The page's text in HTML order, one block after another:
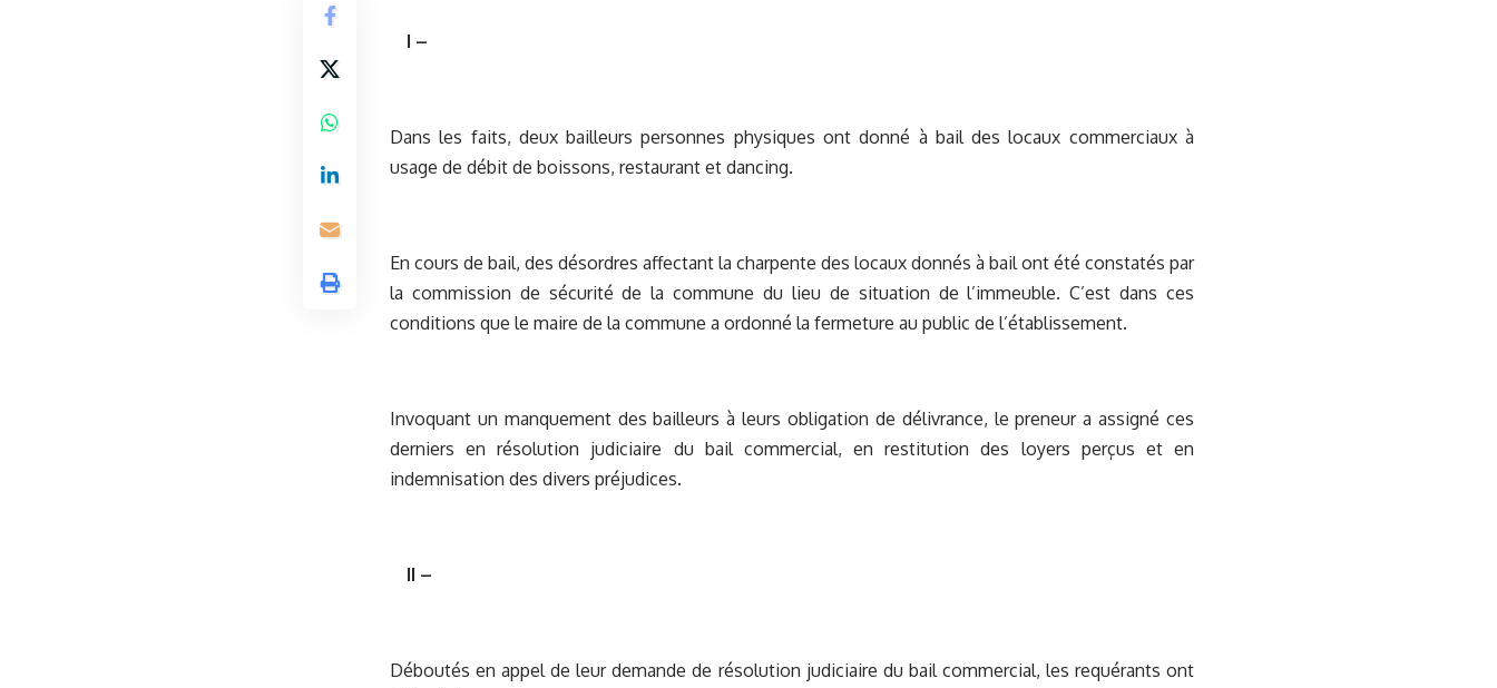
I –
Dans les faits, deux bailleurs personnes physiques ont donné à bail des locaux commerciaux à
usage de débit de boissons, restaurant et dancing.
En cours de bail, des désordres affectant la charpente des locaux donnés à bail ont été constatés par
la commission de sécurité de la commune du lieu de situation de l’immeuble. C’est dans ces
conditions que le maire de la commune a ordonné la fermeture au public de l’établissement.
Invoquant un manquement des bailleurs à leurs obligation de délivrance, le preneur a assigné ces
derniers en résolution judiciaire du bail commercial, en restitution des loyers perçus et en
indemnisation des divers préjudices.
II –
Déboutés en appel de leur demande de résolution judiciaire du bail commercial, les requérants ont